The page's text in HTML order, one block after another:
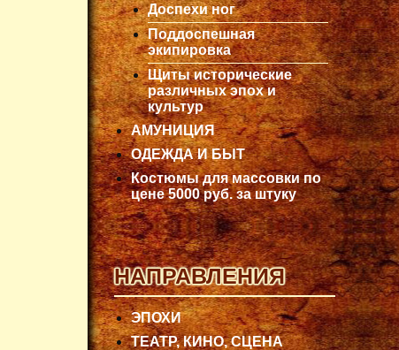
Доспехи ног
Поддоспешная
экипировка
Щиты исторические
различных эпох и
культур
АМУНИЦИЯ
ОДЕЖДА И БЫТ
Костюмы для массовки по
цене 5000 руб. за штуку
НАПРАВЛЕНИЯ
ЭПОХИ
ТЕАТР, КИНО, СЦЕНА